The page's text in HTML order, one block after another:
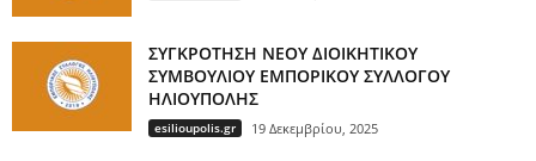
ΣΥΓΚΡΟΤΗΣΗ ΝΕΟΥ ΔΙΟΙΚΗΤΙΚΟΥ
ΣΥΜΒΟΥΛΙΟΥ ΕΜΠΟΡΙΚΟΥ ΣΥΛΛΟΓΟΥ
ΗΛΙΟΥΠΟΛΗΣ
esilioupolis.gr 19 Δεκεμβρίου, 2025